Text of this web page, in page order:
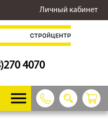
Личный кабинет
4070